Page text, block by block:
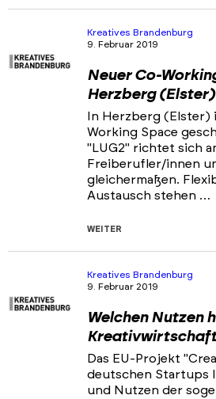
Kreatives Brandenburg
9. Februar 2019
Neuer Co-
Herzberg (Elster)
In Herzberg (Elster)
Working Space
"LUG2" richtet sich
Freiberufler/innen
gleichermaßen.
Austausch stehen …
WEITER
Kreatives Brandenburg
9. Februar 2019
Welchen Nutzen
Das EU-Projekt
deutschen Startups
und Nutzen der